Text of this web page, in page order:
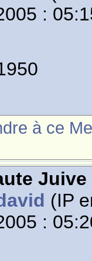
:
à ce
(IP
: